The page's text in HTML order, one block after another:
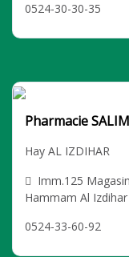
0524-30-30-35
Pharmacie
Hay AL IZDIHAR
Imm.125
Hammam Al
0524-33-60-92